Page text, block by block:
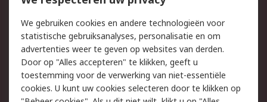
Track & Trace
Wettelijk
Cookiebeleid
Email veiligheid
We gebruiken cookies en andere technologieën voor
statistische gebruiksanalyses, personalisatie en om
advertenties weer te geven op websites van derden.
Door op "Alles accepteren" te klikken, geeft u
toestemming voor de verwerking van niet-essentiële
cookies. U kunt uw cookies selecteren door te klikken op